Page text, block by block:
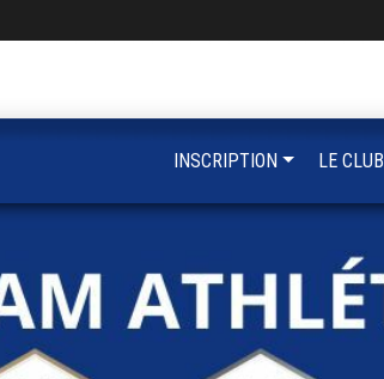
INSCRIPTION LE CLUB